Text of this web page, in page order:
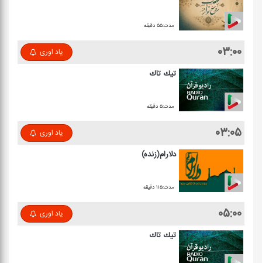
مدت:۵۵ دقیقه
۰۳:۰۰ یاد اوری
تیك تاك
مدت:۵ دقیقه
۰۳:۰۵ یاد اوری
دلارام(زنده)
مدت:۱۱۵ دقیقه
۰۵:۰۰ یاد اوری
تیك تاك